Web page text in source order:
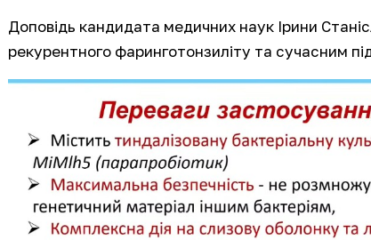
Доповідь кандидата медичних наук Ірини
рекурентного фаринготонзиліту та сучасним